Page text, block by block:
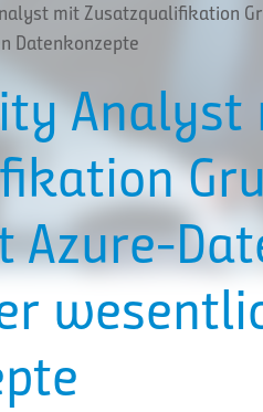
mit Zusatzqualifikation
Datenkonzepte
Analyst
Azure-